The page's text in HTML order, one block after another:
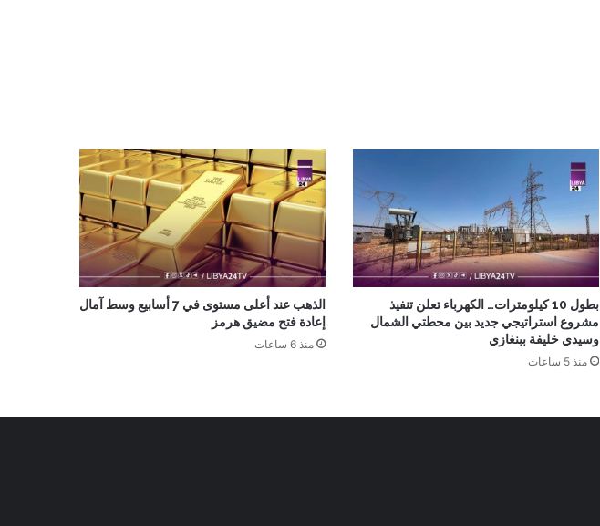
بطول 10 كيلومترات… الكهرباء تعلن تنفيذ
مشروع استراتيجي جديد بين محطتي الشمال
وسيدي خليفة ببنغازي
منذ 5 ساعات
الذهب عند أعلى مستوى في 7 أسابيع وسط آمال
إعادة فتح مضيق هرمز
منذ 6 ساعات